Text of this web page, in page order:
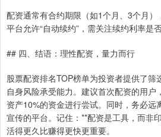
配资通常有合约期限（如1个月、3个月
平台允许“自动续约”，需关注续约利率是否
## 四、结语：理性配资，量力而行
股票配资排名TOP榜单为投资者提供了筛
自身风险承受能力。建议首次配资的用
资产10%的资金进行尝试。同时，务必远
宣传的平台。记住：**配资是工具，而非
活得更久比赚得更快更重要。